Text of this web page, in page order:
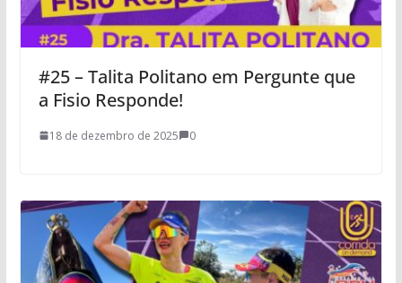
#25 – Talita Politano em Pergunte que
a Fisio Responde!
18 de dezembro de 2025 0